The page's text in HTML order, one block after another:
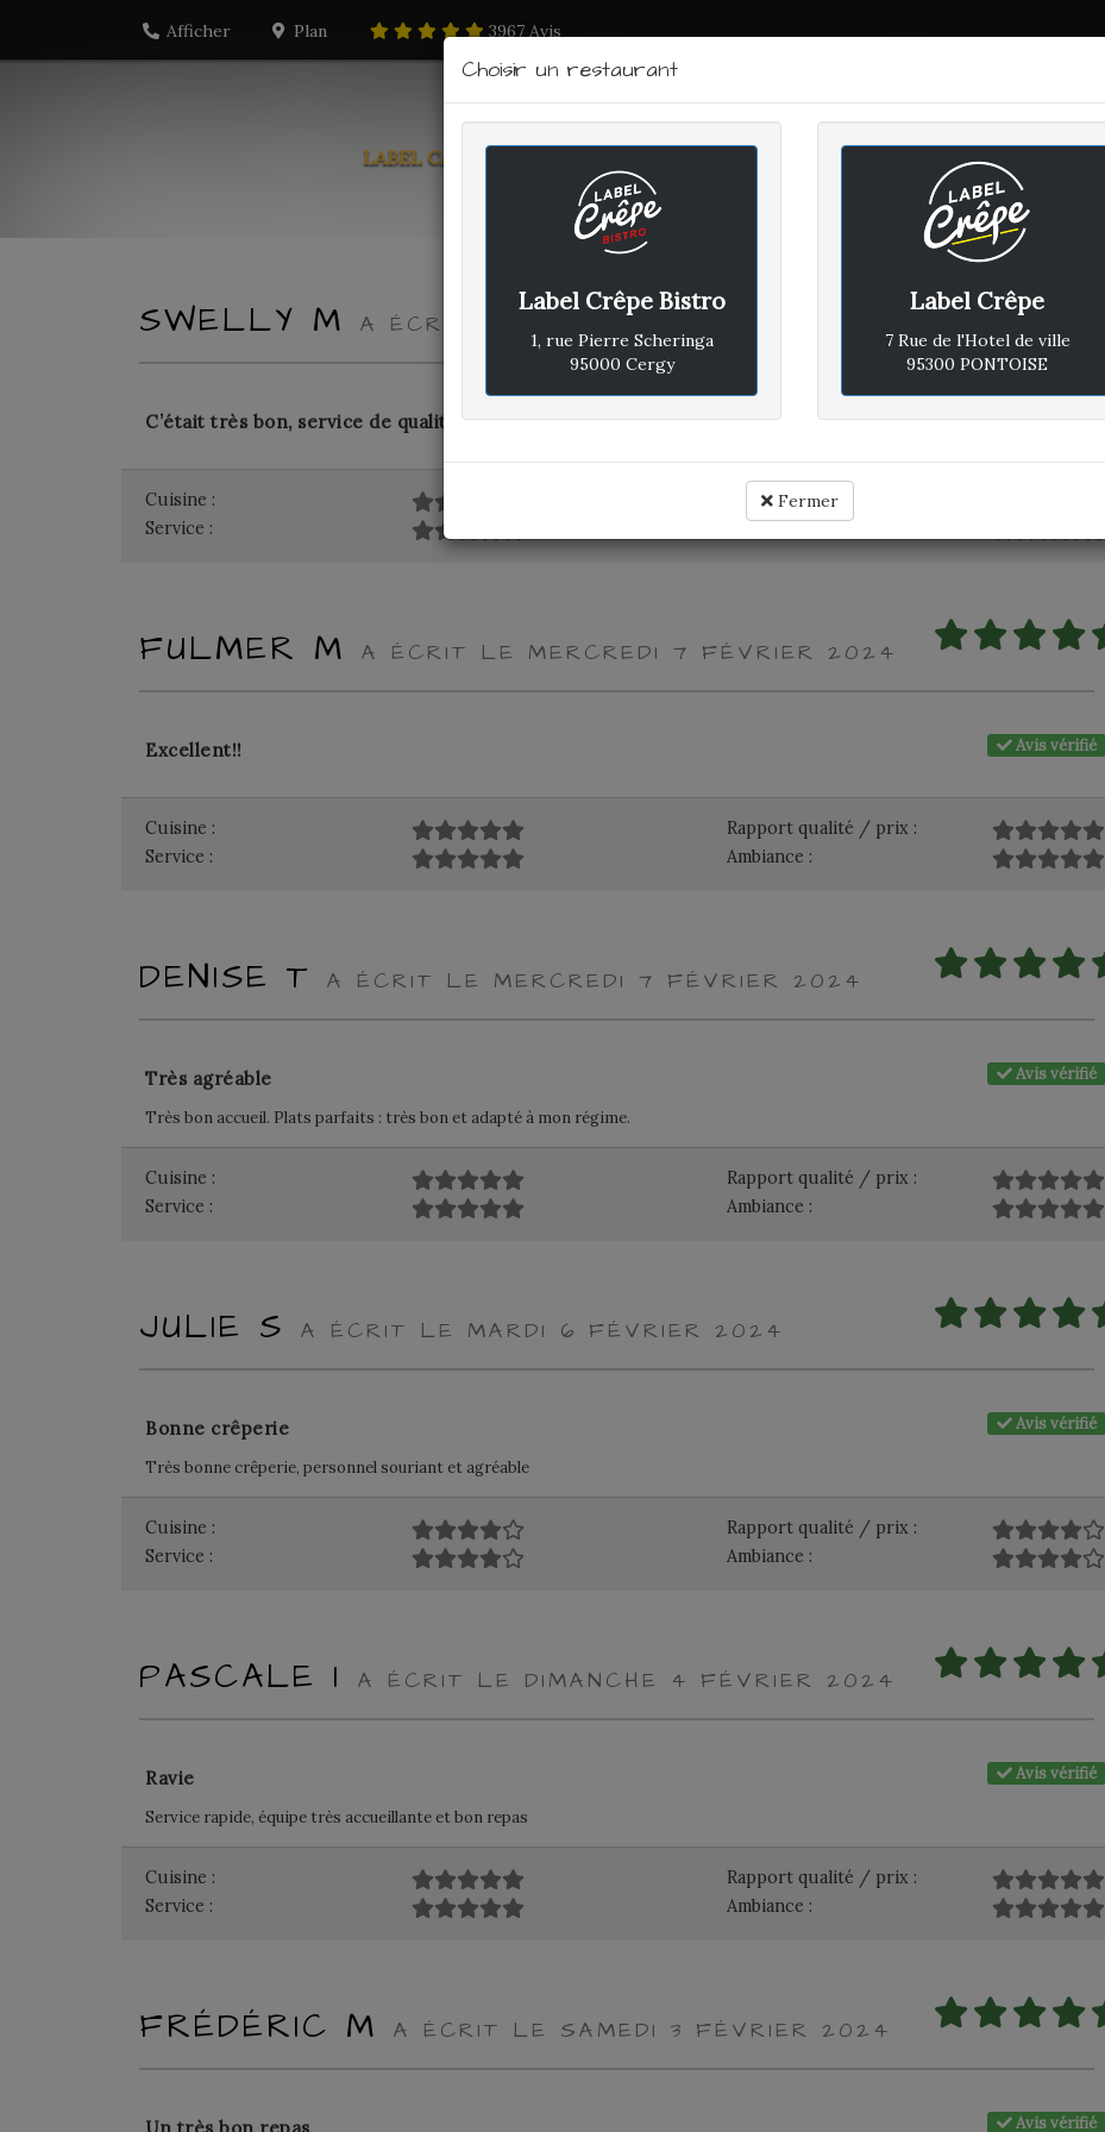
Afficher Plan 3967 Avis
LABEL CRÊPE - BISTRO
LABEL CARTE CONTACTEZ-NOUS
SWELLY M A ÉCRIT LE JEUDI 8 FÉVRIER 2024
Avis vérifié
C’était très bon, service de qualité
Cuisine :
Rapport qualité / prix :
Service :
Ambiance :
FULMER M A ÉCRIT LE MERCREDI 7 FÉVRIER 2024
Avis vérifié
Excellent!!
Cuisine :
Rapport qualité / prix :
Service :
Ambiance :
DENISE T A ÉCRIT LE MERCREDI 7 FÉVRIER 2024
Avis vérifié
Très agréable
Très bon accueil. Plats parfaits : très bon et adapté à mon régime.
Cuisine :
Rapport qualité / prix :
Service :
Ambiance :
JULIE S A ÉCRIT LE MARDI 6 FÉVRIER 2024
Avis vérifié
Bonne crêperie
Très bonne crêperie, personnel souriant et agréable
Cuisine :
Rapport qualité / prix :
Service :
Ambiance :
PASCALE I A ÉCRIT LE DIMANCHE 4 FÉVRIER 2024
Avis vérifié
Ravie
Service rapide, équipe très accueillante et bon repas
Cuisine :
Rapport qualité / prix :
Service :
Ambiance :
FRÉDÉRIC M A ÉCRIT LE SAMEDI 3 FÉVRIER 2024
Avis vérifié
Choisir un restaurant
Label Crêpe Bistro
1, rue Pierre Scheringa
95000 Cergy
Label Crêpe
7 Rue de l'Hotel de ville
95300 PONTOISE
Fermer